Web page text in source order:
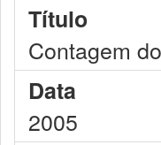
Título
Contagem
Data
2005